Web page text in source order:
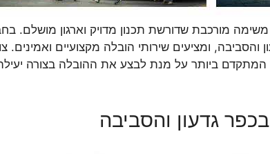
מורכבת שדורשת תכנון מדויק וארגון מושלם.
ומציעים שירותי הובלה מקצועיים ואמינים.
המתקדם ביותר על מנת לבצע את ההובלה בצורה
גדעון והסביבה